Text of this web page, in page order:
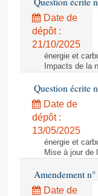
Date de
dépôt :
21/10/2025
énergie et
Impacts de la
Question écrite
Date de
dépôt :
13/05/2025
énergie et
Mise à jour de
Amendement
Date de